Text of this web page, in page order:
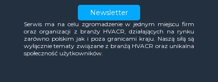
Newsletter
Serwis ma na celu zgromadzenie w jednym miejscu firm
oraz organizacji z branży HVACR, działających na rynku
zarówno polskim jak i poza granicami kraju. Naszą siłą są
wyłącznie tematy związane z branżą HVACR oraz unikalna
społeczność użytkowników.